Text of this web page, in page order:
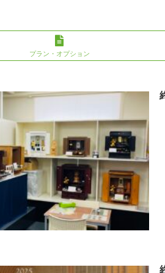
ら株式会社親愛へ。その他エリアのご相談
プラン・オプション